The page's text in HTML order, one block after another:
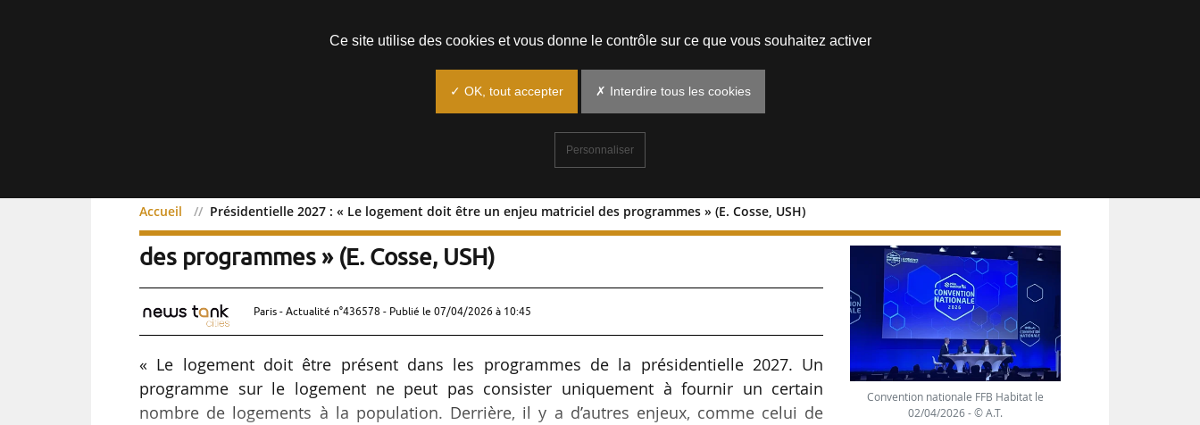
Accueil Présidentielle 2027 : « Le logement doit être un enjeu matriciel des programmes » (E. Cosse, USH)
Présidentielle 2027 : « Le logement doit être un enjeu matriciel
des programmes » (E. Cosse, USH)
Paris - Actualité n°436578 - Publié le 07/04/2026 à 10:45
« Le logement doit être présent dans les programmes de la présidentielle 2027. Un
programme sur le logement ne peut pas consister uniquement à fournir un certain
nombre de logements à la population. Derrière, il y a d’autres enjeux, comme celui de
Convention nationale FFB Habitat le
02/04/2026 - © A.T.
Ce site utilise des cookies et vous donne le contrôle sur ce que vous souhaitez activer
✓ OK, tout accepter ✗ Interdire tous les cookies
Personnaliser